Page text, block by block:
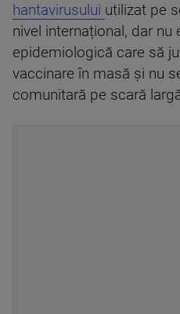
hantavirusului utilizat pe
nivel internațional, dar nu
epidemiologică care să
vaccinare în masă și nu
comunitară pe scară